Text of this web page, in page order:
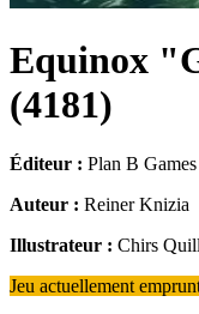
Equinox
(4181)
Éditeur : Plan B Games
Auteur : Reiner Knizia
Illustrateur : Chirs
Jeu actuellement